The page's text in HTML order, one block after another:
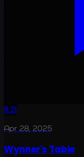
8:21
Apr 28, 2025
Wynner's Table